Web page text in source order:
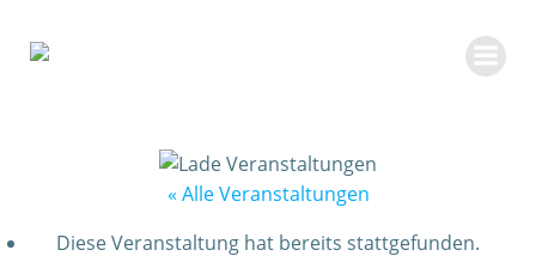
« Alle Veranstaltungen
Diese Veranstaltung hat bereits stattgefunden.